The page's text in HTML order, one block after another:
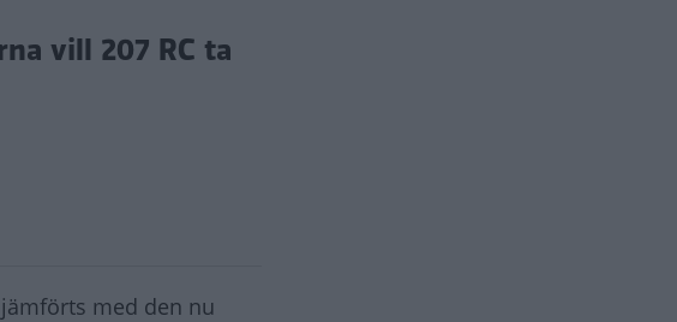
vill 207 RC ta
med den nu